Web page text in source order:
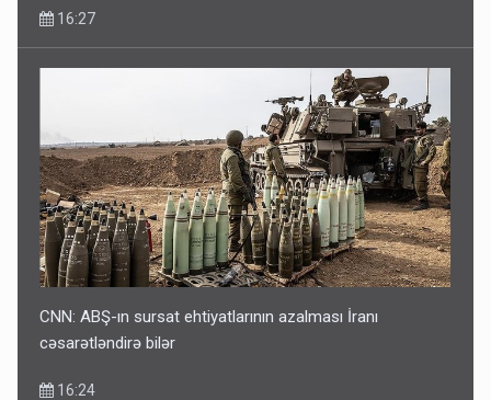
16:27
CNN: ABŞ-ın sursat ehtiyatlarının azalması İranı
cəsarətləndirə bilər
16:24